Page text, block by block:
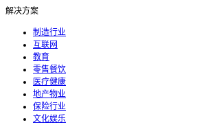
解决方案
制造行业
互联网
教育
零售餐饮
医疗健康
地产物业
保险行业
文化娱乐